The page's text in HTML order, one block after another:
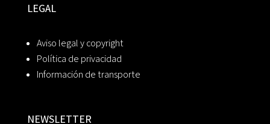
LEGAL
Aviso legal y copyright
Política de privacidad
Información de transporte
NEWSLETTER